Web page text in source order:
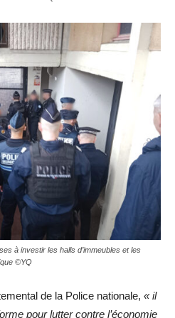
à investir les halls d’immeubles et les
©YQ
de la Police nationale, « il
pour lutter contre l’économie